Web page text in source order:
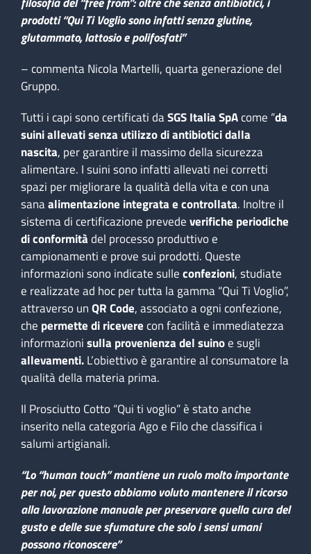
prodotti “Qui Ti Voglio sono infatti senza glutine,
glutammato, lattosio e polifosfati”
– commenta Nicola Martelli, quarta generazione del
Gruppo.
Tutti i capi sono certificati daSGS Italia SpAcome “da
suini allevati senza utilizzo di antibiotici dalla
nascita, per garantire il massimo della sicurezza
alimentare. I suini sono infatti allevati nei corretti
spazi per migliorare la qualità della vita e con una
sanaalimentazione integrata e controllata. Inoltre il
sistema di certificazione prevedeverifiche periodiche
di conformitàdel processo produttivo e
campionamenti e prove sui prodotti. Queste
informazioni sono indicate sulleconfezioni, studiate
e realizzate ad hoc per tutta la gamma “Qui Ti Voglio”,
attraverso unQR Code, associato a ogni confezione,
che permette di riceverecon facilità e immediatezza
informazionisulla provenienza del suinoe sugli
allevamenti.L’obiettivo è garantire al consumatore la
qualità della materia prima.
Il Prosciutto Cotto “Qui ti voglio” è stato anche
inserito nella categoria Ago e Filo che classifica i
salumi artigianali.
“Lo “human touch” mantiene un ruolo molto importante
per noi, per questo abbiamo voluto mantenere il ricorso
alla lavorazione manuale per preservare quella cura del
gusto e delle sue sfumature che solo i sensi umani
possono riconoscere”